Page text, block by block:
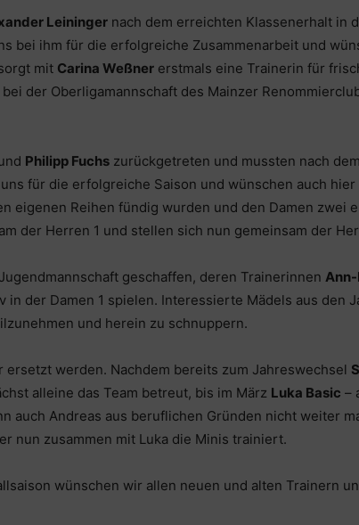
Leininger nach dem erreichten Klassenerhalt in
bei ihm für die erfolgreiche Zusammenarbeit und
mit Carina Weßner erstmals eine Trainerin für
der Oberligamannschaft des Mainzer
Philipp Fuchs zurückgetreten und mussten nach
für die erfolgreiche Saison und wünschen auch
eigenen Reihen fündig wurden und den Damen zwei
der Herren 1 und stellen sich nun gemeinsam der
geschaffen, deren Trainerinnen
in der Damen 1 spielen. Interessierte Mädels aus den
und herein zu schnuppern.
werden. Nachdem bereits zum Jahreswechsel
alleine das Team betreut, bis im März Luka Basic –
auch Andreas aus beruflichen Gründen nicht weiter
nun zusammen mit Luka die Minis trainiert.
wünschen wir allen neuen und alten Trainern